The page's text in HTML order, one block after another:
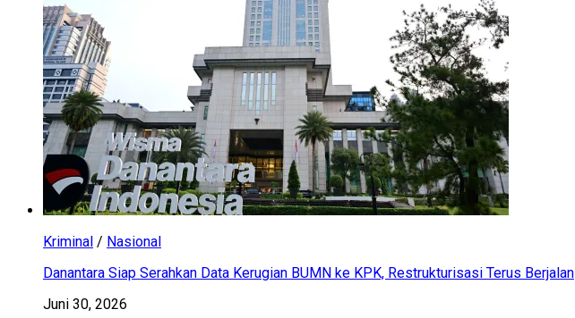
Kriminal / Nasional
Danantara Siap Serahkan Data Kerugian BUMN ke KPK, Restrukturisasi Terus Berjalan
Juni 30, 2026